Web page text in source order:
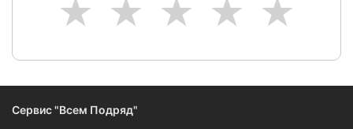
5
4
3
2
1
Сервис "Всем Подряд"